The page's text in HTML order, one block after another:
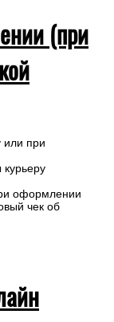
(при
или при
курьеру
оформлении
чек об